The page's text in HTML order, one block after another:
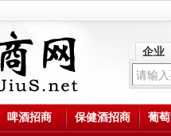
企业
啤酒招商 保健酒招商 葡